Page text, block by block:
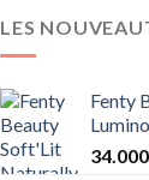
LES
Fenty
34.000